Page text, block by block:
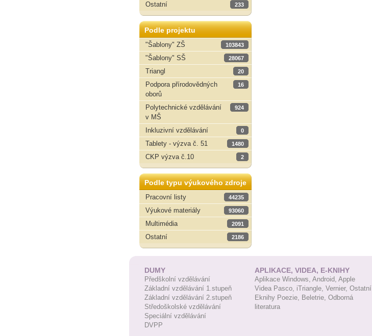
Ostatní 233
Podle projektu
"Šablony" ZŠ
103843
"Šablony" SŠ 28067
Triangl 20
Podpora přírodovědných
oborů
16
Polytechnické vzdělávání
v MŠ
924
Inkluzivní vzdělávání 0
Tablety - výzva č. 51 1480
CKP výzva č.10 2
Podle typu výukového zdroje
Pracovní listy
44235
Výukové materiály 93060
Multimédia 2091
Ostatní 2186
DUMY
Předškolní vzdělávání
Základní vzdělávání 1.stupeň
Základní vzdělávání 2.stupeň
Středoškolské vzdělávání
Speciální vzdělávání
DVPP
APLIKACE, VIDEA, E-KNIHY
Aplikace Windows, Android, Apple
Videa Pasco, iTriangle, Vernier, Ostatní
Eknihy Poezie, Beletrie, Odborná
literatura